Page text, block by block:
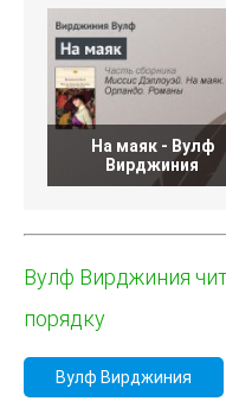
На маяк - Вулф
Вирджиния
Вулф Вирджиния
порядку
Вулф Вирджиния